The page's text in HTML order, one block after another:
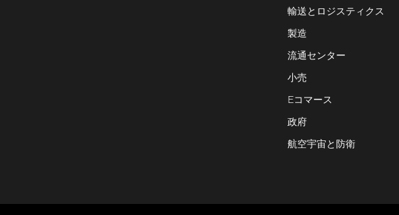
輸送とロジスティクス
製造
流通センター
小売
Eコマース
政府
航空宇宙と防衛